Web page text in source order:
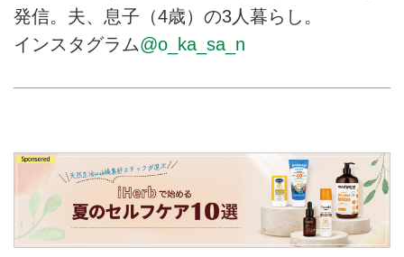
発信。夫、息子（4歳）の3人暮らし。
インスタグラム@o_ka_sa_n